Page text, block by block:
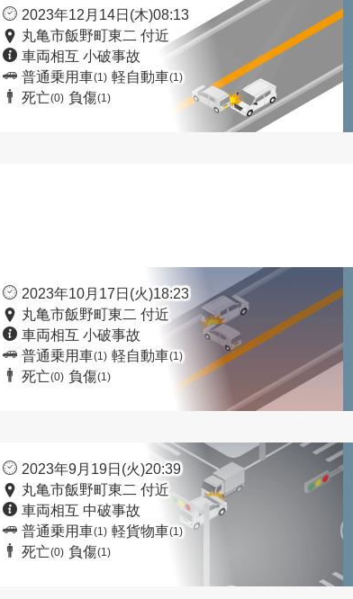
2023年12月14日(木)08:13
丸亀市飯野町東二 付近
車両相互 小破事故
普通乗用車(1) 軽自動車(1)
死亡(0) 負傷(1)
2023年10月17日(火)18:23
丸亀市飯野町東二 付近
車両相互 小破事故
普通乗用車(1) 軽自動車(1)
死亡(0) 負傷(1)
2023年9月19日(火)20:39
丸亀市飯野町東二 付近
車両相互 中破事故
普通乗用車(1) 軽貨物車(1)
死亡(0) 負傷(1)